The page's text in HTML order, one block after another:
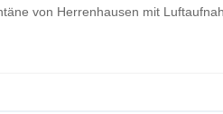
von Herrenhausen mit